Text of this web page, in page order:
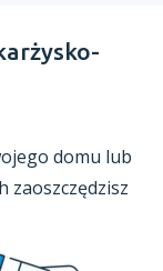
domu lub
zaoszczędzisz